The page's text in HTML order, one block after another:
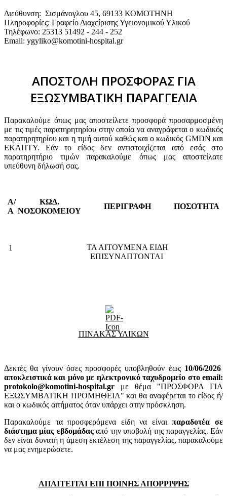
Διεύθυνση: Σισμάνογλου 45, 69133 ΚΟΜΟΤΗΝΗ
Πληροφορίες: Γραφείο Διαχείρισης Υγειονομικού Υλικού
Τηλέφωνο: 25313 51492 - 244 - 252
Email: ygyliko@komotini-hospital.gr
ΑΠΟΣΤΟΛΗ ΠΡΟΣΦΟΡΑΣ ΓΙΑ
ΕΞΩΣΥΜΒΑΤΙΚΗ ΠΑΡΑΓΓΕΛΙΑ
Παρακαλούμε όπως μας αποστείλετε προσφορά προσαρμοσμένη
με τις τιμές παρατηρητηρίου στην οποία να αναγράφεται ο κωδικός
παρατηρητηρίου και η τιμή αυτού καθώς και ο κωδικός GMDN και
ΕΚΑΠΤΥ. Εάν το είδος δεν αντιστοιχίζεται από εσάς στο
παρατηρητήριο τιμών παρακαλούμε όπως μας αποστείλατε
υπεύθυνη δήλωσή σας.
Α/
Α
ΚΩΔ.
ΝΟΣΟΚΟΜΕΙΟΥ
ΠΕΡΙΓΡΑΦΗ ΠΟΣΟΤΗΤΑ
1
ΤΑ ΑΙΤΟΥΜΕΝΑ ΕΙΔΗ
ΕΠΙΣΥΝΑΠΤΟΝΤΑΙ
ΠΙΝΑΚΑΣ ΥΛΙΚΩΝ
Δεκτές θα γίνουν όσες προσφορές υποβληθούν έως 10/06/2026
αποκλειστικά και μόνο με ηλεκτρονικό ταχυδρομείο στο email:
protokolo@komotini-hospital.gr με θέμα "ΠΡΟΣΦΟΡΑ ΓΙΑ
ΕΞΩΣΥΜΒΑΤΙΚΗ ΠΡΟΜΗΘΕΙΑ" και θα αναφέρεται το είδος ή/
και ο κωδικός αιτήματος όταν υπάρχει στην πρόσκληση.
Παρακαλούμε τα προσφερόμενα είδη να είναιπαραδοτέα σε
διάστημα μίας εβδομάδαςαπό την υποβολή της παραγγελίας. Εάν
δεν είναι δυνατή η άμεση εκτέλεση της παραγγελίας, παρακαλούμε
να μας ενημερώσετε.
ΑΠΑΙΤΕΙΤΑΙ ΕΠΙ ΠΟΙΝΗΣ ΑΠΟΡΡΙΨΗΣ